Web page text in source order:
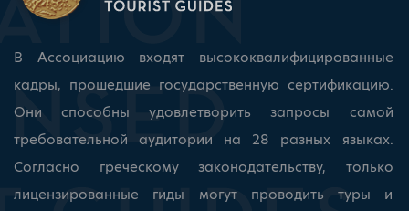
В Ассоциацию входят высококвалифицированные
кадры, прошедшие государственную сертификацию.
Они способны удовлетворить запросы самой
требовательной аудитории на 28 разных языках.
Согласно греческому законодательству, только
лицензированные гиды могут проводить туры и